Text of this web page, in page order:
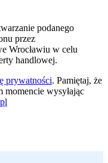
podanego
przez
Wrocławiu w celu
handlowej.
prywatności. Pamiętaj, że
momencie wysyłając